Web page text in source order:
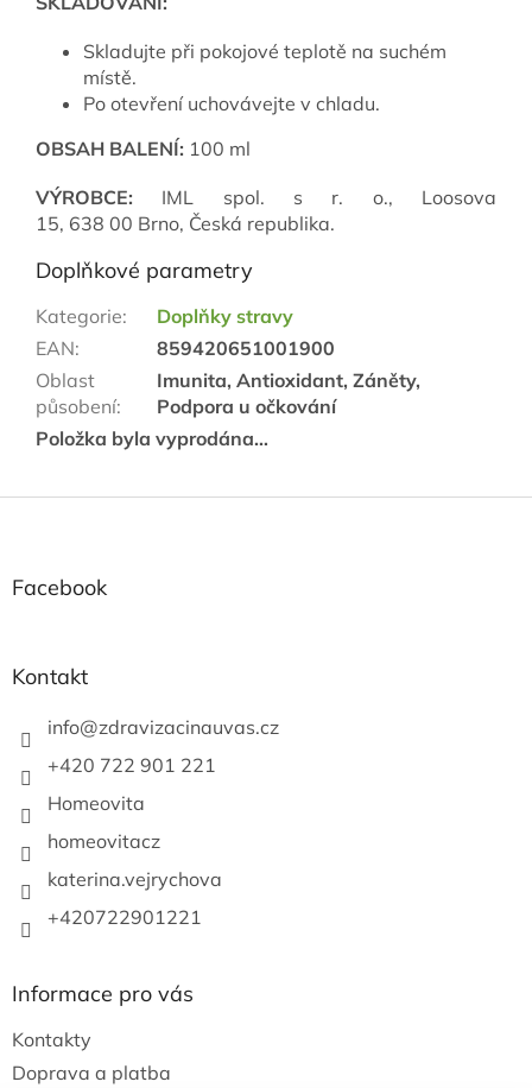
Skladujte při pokojové teplotě na suchém
místě.
Po otevření uchovávejte v chladu.
OBSAH BALENÍ: 100 ml
VÝROBCE: IML spol. s r. o., Loosova
15, 638 00 Brno, Česká republika.
Doplňkové parametry
Kategorie:
Doplňky stravy
EAN:
859420651001900
Oblast
působení:
Imunita, Antioxidant, Záněty,
Podpora u očkování
Položka byla vyprodána…
Z
Facebook
Kontakt
info@zdravizacinauvas.cz
+420 722 901 221
Homeovita
homeovitacz
katerina.vejrychova
+420722901221
Informace pro vás
Kontakty
Doprava a platba